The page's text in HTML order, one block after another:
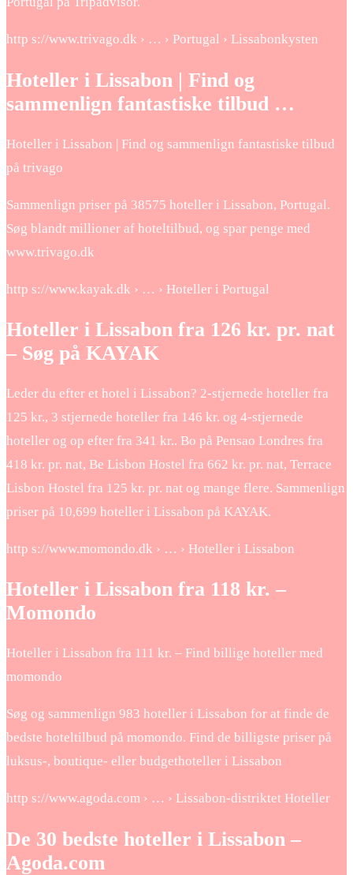
http s://www.trivago.dk › … › Portugal › Lissabonkysten
Hoteller i Lissabon | Find og
sammenlign fantastiske tilbud …
Hoteller i Lissabon | Find og sammenlign fantastiske tilbud
på trivago
Sammenlign priser på 38575 hoteller i Lissabon, Portugal.
Søg blandt millioner af hoteltilbud, og spar penge med
www.trivago.dk
http s://www.kayak.dk › … › Hoteller i Portugal
Hoteller i Lissabon fra 126 kr. pr. nat
– Søg på KAYAK
Leder du efter et hotel i Lissabon? 2-stjernede hoteller fra
125 kr., 3 stjernede hoteller fra 146 kr. og 4-stjernede
hoteller og op efter fra 341 kr.. Bo på Pensao Londres fra
418 kr. pr. nat, Be Lisbon Hostel fra 662 kr. pr. nat, Terrace
Lisbon Hostel fra 125 kr. pr. nat og mange flere. Sammenlign
priser på 10,699 hoteller i Lissabon på KAYAK.
http s://www.momondo.dk › … › Hoteller i Lissabon
Hoteller i Lissabon fra 118 kr. –
Momondo
Hoteller i Lissabon fra 111 kr. – Find billige hoteller med
momondo
Søg og sammenlign 983 hoteller i Lissabon for at finde de
bedste hoteltilbud på momondo. Find de billigste priser på
luksus-, boutique- eller budgethoteller i Lissabon
http s://www.agoda.com › … › Lissabon-distriktet Hoteller
De 30 bedste hoteller i Lissabon –
Agoda.com